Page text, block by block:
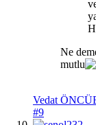
Ne
mutlu
Vedat
#9